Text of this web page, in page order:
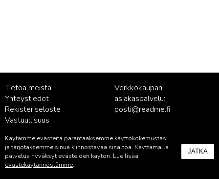
Tietoa meistä
Yhteystiedot
Rekisteriseloste
Vastuullisuus
Verkkokaupan
asiakaspalvelu:
posti@readme.fi
Kustantamon asiakaspalvelu:
palvelu@readme.fi
Käytämme evästeitä parantaaksemme käyttökokemustasi
ja tarjotaksemme sinua kiinnostavaa sisältöä. Käyttämällä
palvelua hyväksyt evästeiden käytön. Lue lisää
evästekäytännöstämme.
JATKA